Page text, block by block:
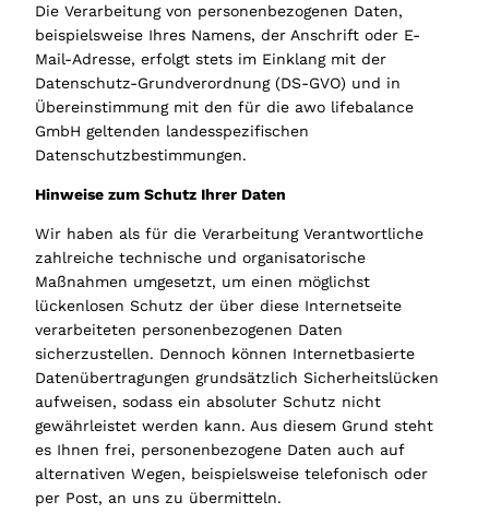
Die Verarbeitung von personenbezogenen Daten,
beispielsweise Ihres Namens, der Anschrift oder E-
Mail-Adresse, erfolgt stets im Einklang mit der
Datenschutz-Grundverordnung (DS-GVO) und in
Übereinstimmung mit den für die awo lifebalance
GmbH geltenden landesspezifischen
Datenschutzbestimmungen.
Hinweise zum Schutz Ihrer Daten
Wir haben als für die Verarbeitung Verantwortliche
zahlreiche technische und organisatorische
Maßnahmen umgesetzt, um einen möglichst
lückenlosen Schutz der über diese Internetseite
verarbeiteten personenbezogenen Daten
sicherzustellen. Dennoch können Internetbasierte
Datenübertragungen grundsätzlich Sicherheitslücken
aufweisen, sodass ein absoluter Schutz nicht
gewährleistet werden kann. Aus diesem Grund steht
es Ihnen frei, personenbezogene Daten auch auf
alternativen Wegen, beispielsweise telefonisch oder
per Post, an uns zu übermitteln.